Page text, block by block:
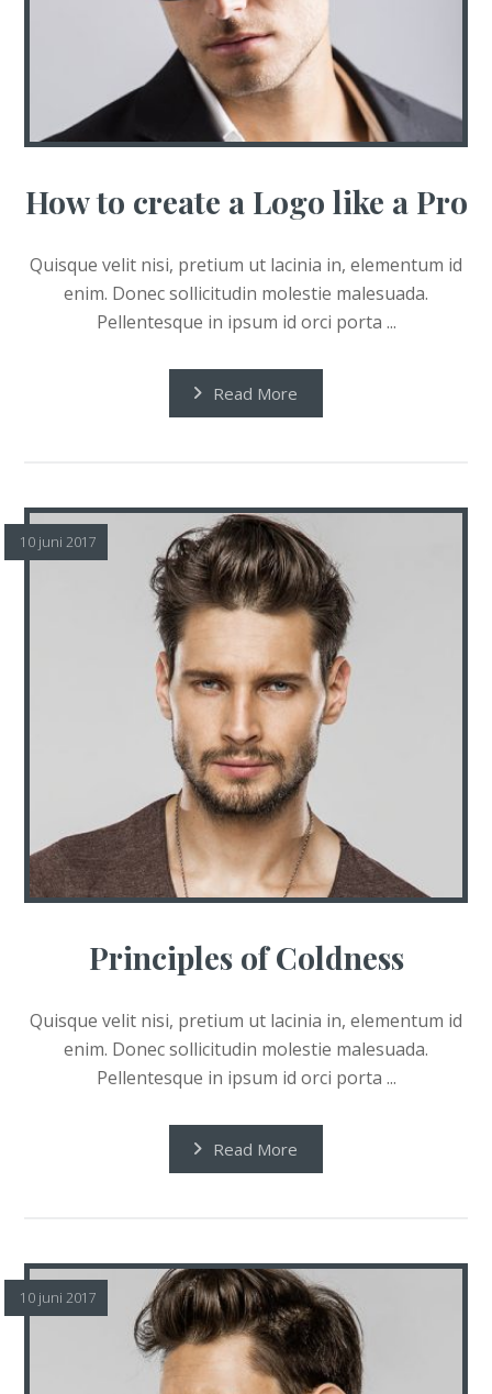
How to create a Logo like a Pro
Quisque velit nisi, pretium ut lacinia in, elementum id
enim. Donec sollicitudin molestie malesuada.
Pellentesque in ipsum id orci porta ...
Read More
Principles of Coldness
10 juni 2017
Quisque velit nisi, pretium ut lacinia in, elementum id
enim. Donec sollicitudin molestie malesuada.
Pellentesque in ipsum id orci porta ...
Read More
10 juni 2017